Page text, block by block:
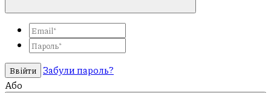
Ввійти
Забули пароль?
Або